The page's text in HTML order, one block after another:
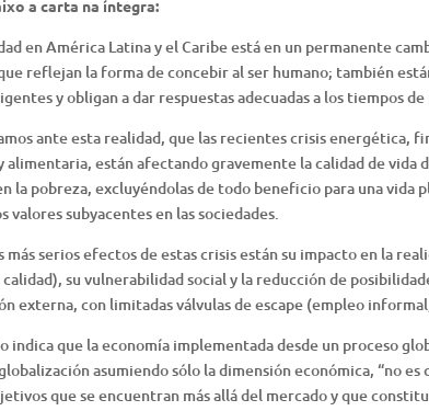
a carta na íntegra:
en América Latina y el Caribe está en un permanente
reflejan la forma de concebir al ser humano; también
y obligan a dar respuestas adecuadas a los tiempos
ante esta realidad, que las recientes crisis energética,
alimentaria, están afectando gravemente la calidad de vida
la pobreza, excluyéndolas de todo beneficio para una vida
valores subyacentes en las sociedades.
más serios efectos de estas crisis están su impacto en la
su vulnerabilidad social y la reducción de
externa, con limitadas válvulas de escape (empleo
indica que la economía implementada desde un proceso
asumiendo sólo la dimensión económica, “no
que se encuentran más allá del mercado y que